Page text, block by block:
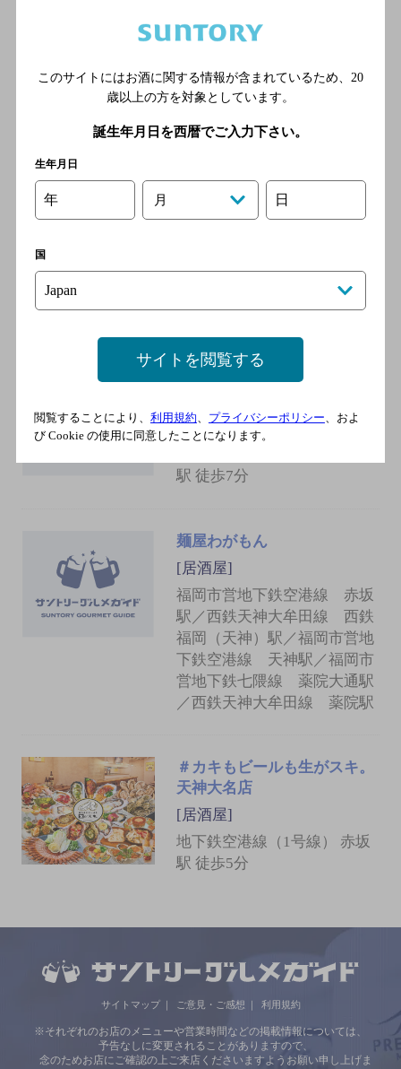
福岡市営地下鉄空港線 赤坂
福岡（天神）駅／福岡市営地
下鉄七隈線 薬院大通駅／福
岡市営地下鉄空港線 天神駅
[居酒屋]
駅 徒歩5分／西鉄天神大牟田
線 西鉄福岡（天神）駅 徒歩
11分
路地裏食堂 SMALL SPACE ex
[居酒屋]
駅 徒歩7分
麺屋わがもん
[居酒屋]
福岡市営地下鉄空港線 赤坂
駅／西鉄天神大牟田線 西鉄
福岡（天神）駅／福岡市営地
下鉄空港線 天神駅／福岡市
営地下鉄七隈線 薬院大通駅
／西鉄天神大牟田線 薬院駅
＃カキもビールも生がスキ。
天神大名店
[居酒屋]
地下鉄空港線（1号線） 赤坂
駅 徒歩5分
サイトマップ ご意見・ご感想 利用規約
※それぞれのお店のメニューや営業時間などの掲載情報については、
予告なしに変更されることがありますので、
念のためお店にご確認の上ご来店くださいますようお願い申し上げま
このサイトにはお酒に関する情報が含まれているため、 20
歳以上の方を対象としています。
誕生年月日を西暦でご入力下さい。
生年月日
年 月 日
国
サイトを閲覧する
閲覧することにより、 利用規約 プライバシーポリシー 、およ
び Cookie の使用に同意したことになります。